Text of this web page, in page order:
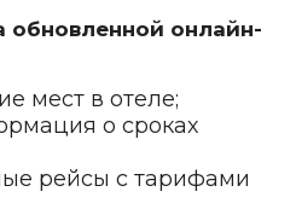
обновленной онлайн-
мест в отеле;
о сроках
рейсы с тарифами